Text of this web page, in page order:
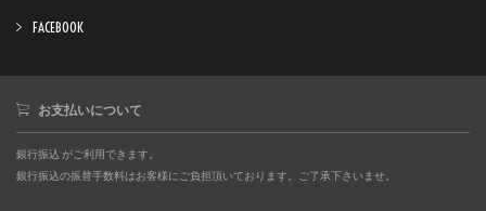
FACEBOOK
お支払いについて
銀行振込 がご利用できます。
銀行振込の振替手数料はお客様にご負担頂いております。ご了承下さいませ。